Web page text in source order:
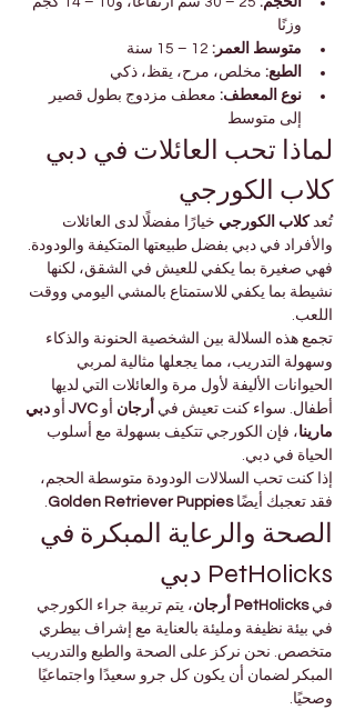
وزنًا
متوسط العمر:
الطبع: مخلص، مرح، يقظ، ذكي
نوع المعطف: معطف مزدوج بطول قصير
إلى متوسط
لماذا تحب العائلات في دبي
كلاب الكورجي
تُعد كلاب الكورجي خيارًا مفضلًا لدى العائلات
والأفراد في دبي بفضل طبيعتها المتكيفة والودودة.
فهي صغيرة بما يكفي للعيش في الشقق، لكنها
نشيطة بما يكفي للاستمتاع بالمشي اليومي ووقت
اللعب.
تجمع هذه السلالة بين الشخصية الحنونة والذكاء
وسهولة التدريب، مما يجعلها مثالية لمربي
الحيوانات الأليفة لأول مرة والعائلات التي لديها
أطفال. سواء كنت تعيش في أرجان أو JVC أو دبي
مارينا، فإن الكورجي تتكيف بسهولة مع أسلوب
الحياة في دبي.
إذا كنت تحب السلالات الودودة متوسطة الحجم،
فقد تعجبك أيضًا Golden Retriever Puppies
.
الصحة والرعاية المبكرة في
PetHolicks دبي
في PetHolicks أرجان
، يتم تربية جراء الكورجي
في بيئة نظيفة ومليئة بالعناية مع إشراف بيطري
متخصص. نحن نركز على الصحة والطبع والتدريب
المبكر لضمان أن يكون كل جرو سعيدًا واجتماعيًا
وصحيًا.